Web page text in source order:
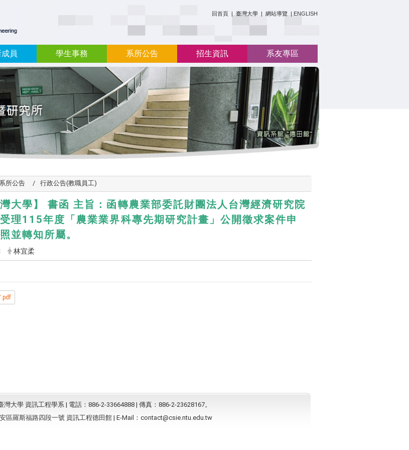
回首頁 | 臺灣大學 | 網站導覽 | ENGLISH
員 學生事務 系所公告 招生資訊 系友專區
系所公告 行政公告(教職員工)
灣大學】 書函 主旨：函轉農業部委託財團法人台灣經濟研究院
理115年度「農業業界科專先期研究計畫」公開徵求案件申
並轉知所屬。
林宜柔
大學 資訊工程學系 | 電話：886-2-33664888 | 傳真：886-2-23628167。
區羅斯福路四段一號 資訊工程德田館 | E-Mail： contact@csie.ntu.edu.tw